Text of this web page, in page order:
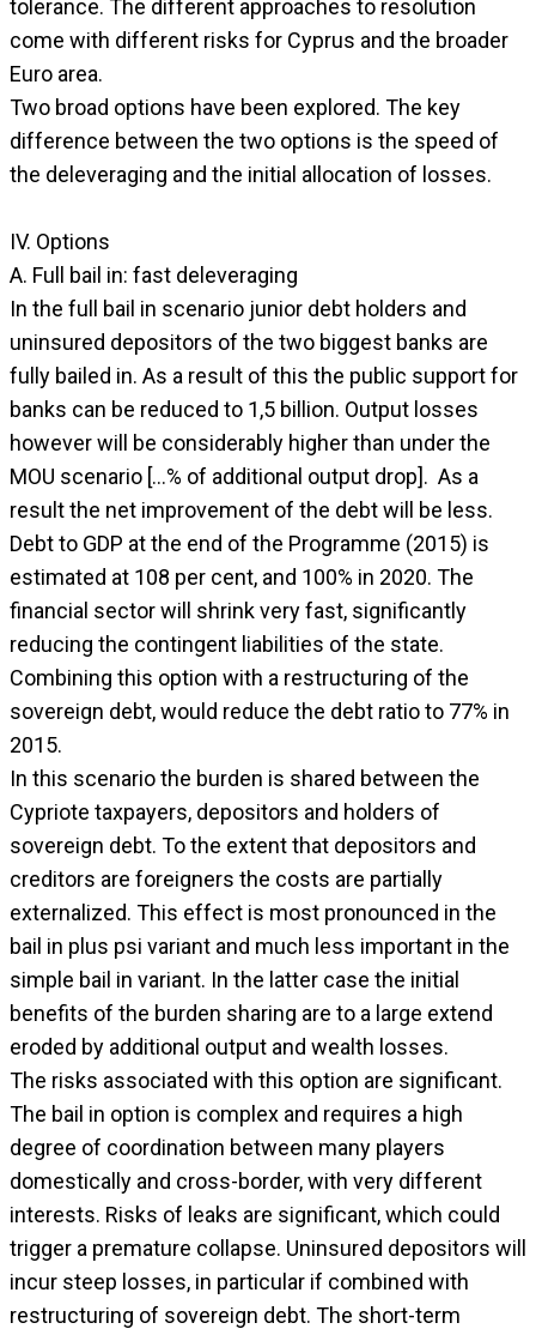
tolerance. The different approaches to resolution
come with different risks for Cyprus and the broader
Euro area.
Two broad options have been explored. The key
difference between the two options is the speed of
the deleveraging and the initial allocation of losses.
IV. Options
A. Full bail in: fast deleveraging
In the full bail in scenario junior debt holders and
uninsured depositors of the two biggest banks are
fully bailed in. As a result of this the public support for
banks can be reduced to 1,5 billion. Output losses
however will be considerably higher than under the
MOU scenario […% of additional output drop]. As a
result the net improvement of the debt will be less.
Debt to GDP at the end of the Programme (2015) is
estimated at 108 per cent, and 100% in 2020. The
financial sector will shrink very fast, significantly
reducing the contingent liabilities of the state.
Combining this option with a restructuring of the
sovereign debt, would reduce the debt ratio to 77% in
2015.
In this scenario the burden is shared between the
Cypriote taxpayers, depositors and holders of
sovereign debt. To the extent that depositors and
creditors are foreigners the costs are partially
externalized. This effect is most pronounced in the
bail in plus psi variant and much less important in the
simple bail in variant. In the latter case the initial
benefits of the burden sharing are to a large extend
eroded by additional output and wealth losses.
The risks associated with this option are significant.
The bail in option is complex and requires a high
degree of coordination between many players
domestically and cross-border, with very different
interests. Risks of leaks are significant, which could
trigger a premature collapse. Uninsured depositors will
incur steep losses, in particular if combined with
restructuring of sovereign debt. The short-term